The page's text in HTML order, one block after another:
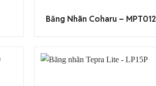
Băng Nhãn Coharu – MPT012